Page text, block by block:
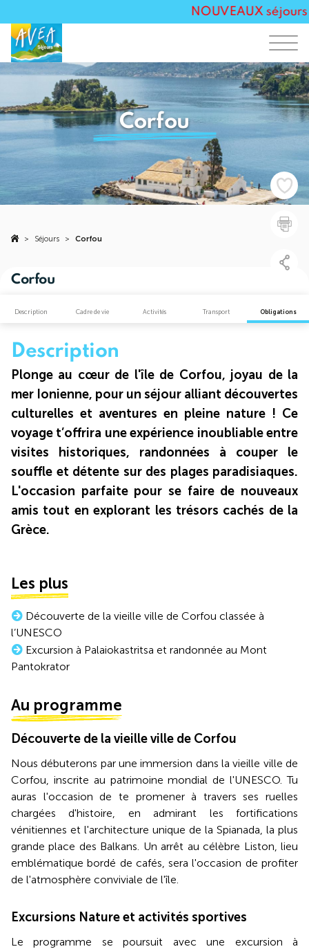
NOUVEAUX
Corfou
> Séjours > Corfou
Corfou
Description Cadre de vie Activités Transport Obligations
Description
Plonge au cœur de l'île de Corfou, joyau de la
mer Ionienne, pour un séjour alliant découvertes
culturelles et aventures en pleine nature ! Ce
voyage t’offrira une expérience inoubliable entre
visites historiques, randonnées à couper le
souffle et détente sur des plages paradisiaques.
L'occasion parfaite pour se faire de nouveaux
amis tout en explorant les trésors cachés de la
Grèce.
Les plus
Découverte de la vieille ville de Corfou classée à
l’UNESCO
Excursion à Palaiokastritsa et randonnée au Mont
Pantokrator
Au programme
Découverte de la vieille ville de Corfou
Nous débuterons par une immersion dans la vieille ville de
Corfou, inscrite au patrimoine mondial de l'UNESCO. Tu
auras l'occasion de te promener à travers ses ruelles
chargées d'histoire, en admirant les fortifications
vénitiennes et l'architecture unique de la Spianada, la plus
grande place des Balkans. Un arrêt au célèbre Liston, lieu
emblématique bordé de cafés, sera l'occasion de profiter
de l'atmosphère conviviale de l'île.
Excursions Nature et activités sportives
Le programme se poursuit avec une excursion à